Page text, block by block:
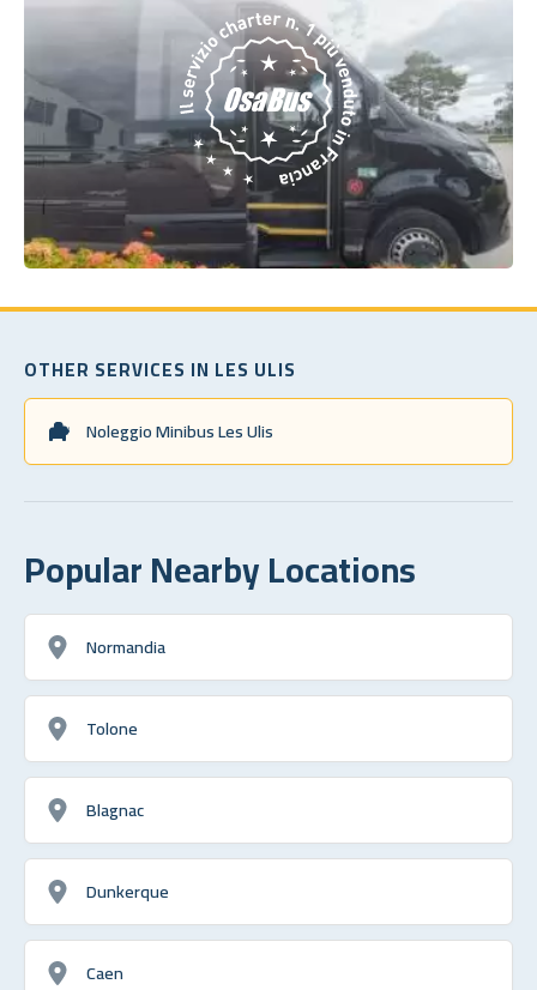
OTHER SERVICES IN LES ULIS
Noleggio Minibus Les Ulis
Popular Nearby Locations
Normandia
Tolone
Blagnac
Dunkerque
Caen